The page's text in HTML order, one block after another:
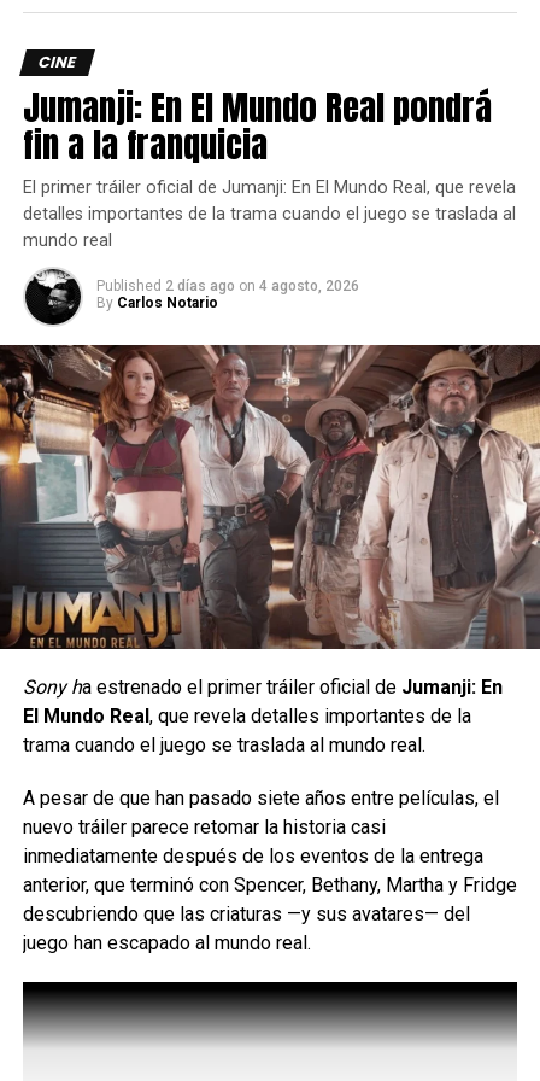
No se trata de llevar un personaje estampado, sino de
convierten cada par en una pieza llena de personalidad.
Esta colección llegará exclusivamente con dos modelos:
Wally Funk Spider-Man y
Wally Funk Hulk, convirtiéndose en la única puerta de
entrada para los fans a este
lanzamiento.
Como en toda historia de HEYDUDE, la comodidad sigue
CINE
Jumanji: En El Mundo Real pondrá
fin a la franquicia
El primer tráiler oficial de Jumanji: En El Mundo Real, que revela
detalles importantes de la trama cuando el juego se traslada al
mundo real
Published 2 días ago on 4 agosto, 2026
By Carlos Notario
Sony ha estrenado el primer tráiler oficial de Jumanji: En
El Mundo Real, que revela detalles importantes de la
trama cuando el juego se traslada al mundo real.
A pesar de que han pasado siete años entre películas, el
nuevo tráiler parece retomar la historia casi
inmediatamente después de los eventos de la entrega
anterior, que terminó con Spencer, Bethany, Martha y Fridge
descubriendo que las criaturas —y sus avatares— del
juego han escapado al mundo real.